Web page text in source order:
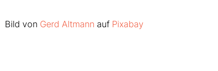
Bild von Gerd Altmann auf Pixabay